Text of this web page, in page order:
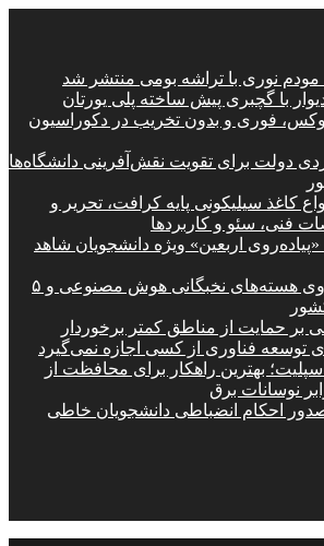
نوری با تراشه بومی منتشر شد
با گچبری پیش ساخته پلی یورتان
فوری و بدون تخریب در دکوراسیون
دولت برای تقویت نقش‌آفرینی دانشگاه‌ها
کاغذ سیلیکونی پایه کرافت، تحریر و
فنی، سئو و کاربردها
اربعین» ویژه دانشجویان شاهد
سرمایه‌گذاری روی هسته‌های نخبگانی هوش مصنوعی و ۵
بر حمایت از مناطق کمتر برخوردار
توسعه فناوری از کسی اجازه نمی‌گیرد
اسپلیت؛ بهترین راهکار برای محافظت از
نوسانات برق
احکام انضباطی دانشجویان خاطی